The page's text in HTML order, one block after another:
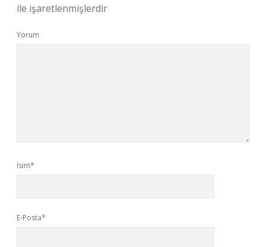
ile işaretlenmişlerdir
Yorum
İsim*
E-Posta*